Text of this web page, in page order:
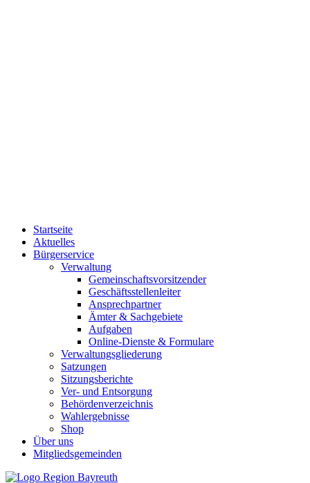
Startseite
Aktuelles
Bürgerservice
Verwaltung
Gemeinschaftsvorsitzender
Geschäftsstellenleiter
Ansprechpartner
Ämter & Sachgebiete
Aufgaben
Online-Dienste & Formulare
Verwaltungsgliederung
Satzungen
Sitzungsberichte
Ver- und Entsorgung
Behördenverzeichnis
Wahlergebnisse
Shop
Über uns
Mitgliedsgemeinden